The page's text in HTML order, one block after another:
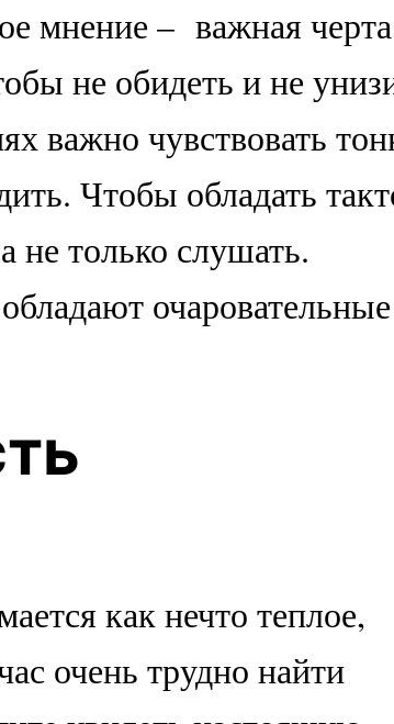
мнение – важная
не обидеть и не
важно чувствовать
Чтобы обладать
только слушать.
очаровательные
как нечто теплое,
очень трудно найти